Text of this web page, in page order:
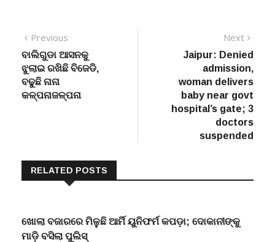
Post
navigation
Previous
post:
ବାଲିଗୁଡା ଆସନକୁ
ଝୁଲାଇ ରଖିଛି ବିଜେଡି,
ବଢୁଛି ନାନା
କଳ୍ପନାଜଳ୍ପନା
Next
Jaipur: Denied
admission,
woman delivers
baby near govt
hospital’s gate; 3
doctors
suspended
RELATED POSTS
ଖୋଲା ବଜାରରେ ମିଳୁଛି ଆର୍ମି ୟୁନିଫର୍ମ କପଡ଼ା; ଦୋକାନୀଙ୍କୁ
ମାଡ଼ି ବସିଲା ପୁଲିସ୍